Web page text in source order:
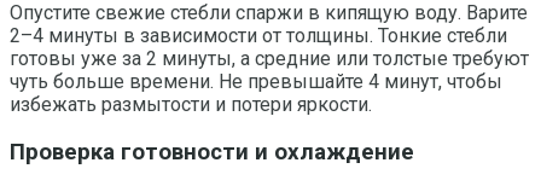
Опустите свежие стебли спаржи в кипящую воду. Варите
2–4 минуты в зависимости от толщины. Тонкие стебли
готовы уже за 2 минуты, а средние или толстые требуют
чуть больше времени. Не превышайте 4 минут, чтобы
избежать размытости и потери яркости.
Проверка готовности и охлаждение